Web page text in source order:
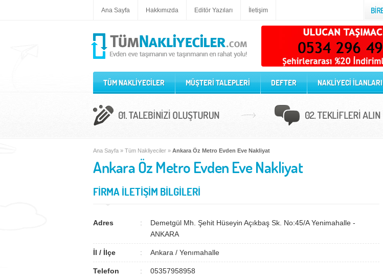
Ana Sayfa Hakkımızda Editör Yazıları İletişim
TÜM NAKLİYECİLER MÜŞTERİ TALEPLERİ DEFTER NAKLİYECİ İLANLARI
Ana Sayfa » Tüm Nakliyeciler » Ankara Öz Metro Evden Eve Nakliyat
Ankara Öz Metro Evden Eve Nakliyat
FİRMA İLETİŞİM BİLGİLERİ
Adres
Demetgül Mh. Şehit Hüseyin Açıkbaş Sk. No:45/A Yenimahalle -
ANKARA
İl / İlçe Ankara / Yenımahalle
Telefon 05357958958